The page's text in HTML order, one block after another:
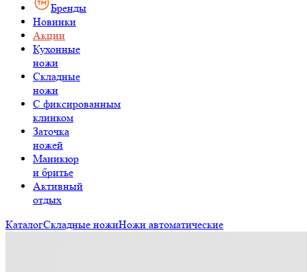
Бренды
Новинки
Акции
Кухонные
ножи
Складные
ножи
C фиксированным
клинком
Заточка
ножей
Маникюр
и бритье
Активный
отдых
КаталогСкладные ножиНожи автоматические